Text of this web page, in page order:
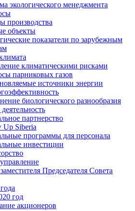
экологического менеджмента
производства
объекты
показатели по зарубежным
климатическими рисками
парниковых газов
источники энергии
биологического разнообразия
партнерство
Up Siberia
программы для персонала
инвестиции
Председателя Совета
год
акционеров